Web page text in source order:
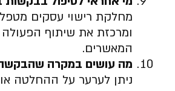
מחלקת רישוי עסקים
ומרכזת את שיתוף
המאשרים.
מה עושים במקרה
ניתן לערער על ההחלטה